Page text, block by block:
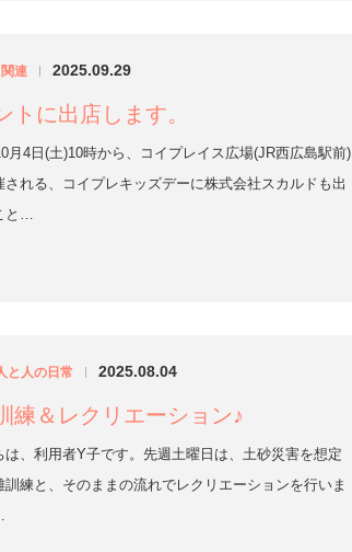
連 | 2025.09.29
トに出店します。
月4日(土)10時から、コイプレイス広場(JR西広島駅前)
される、コイプレキッズデーに株式会社スカルドも出
と…
と人の日常 | 2025.08.04
練＆レクリエーション♪
は、利用者Y子です。先週土曜日は、土砂災害を想定
訓練と、そのままの流れでレクリエーションを行いま